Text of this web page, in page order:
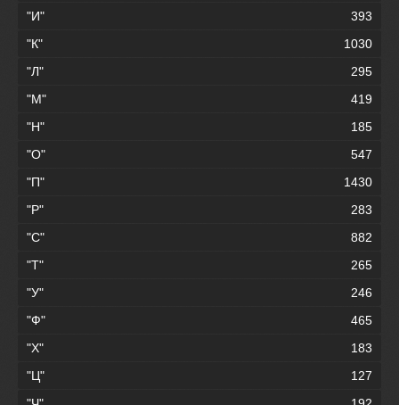
"И"
393
"К"
1030
"Л"
295
"М"
419
"Н"
185
"О"
547
"П"
1430
"Р"
283
"С"
882
"Т"
265
"У"
246
"Ф"
465
"Х"
183
"Ц"
127